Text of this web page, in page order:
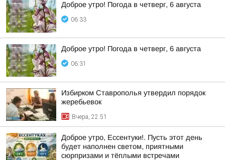
Доброе утро! Погода в четверг, 6 августа
06:33
Доброе утро! Погода в четверг, 6 августа
06:31
Избирком Ставрополья утвердил порядок
жеребьевок
Вчера, 22:51
Доброе утро, Ессентуки!. Пусть этот день
будет наполнен светом, приятными
сюрпризами и тёплыми встречами